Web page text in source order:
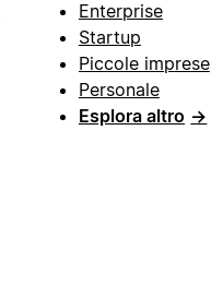
Enterprise
Startup
Piccole imprese
Personale
Esplora altro →